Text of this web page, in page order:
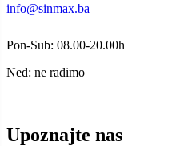
info@sinmax.ba
Pon-Sub: 08.00-20.00h
Ned: ne radimo
Upoznajte nas